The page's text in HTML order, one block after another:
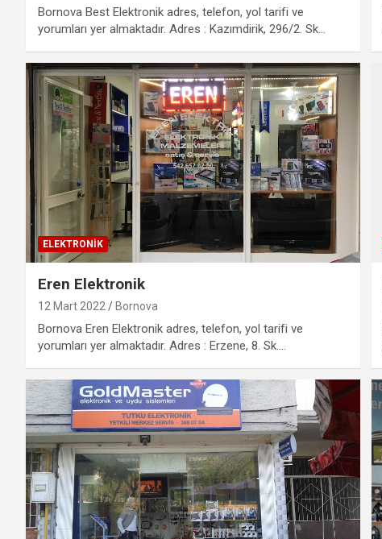
Bornova Best Elektronik adres, telefon, yol tarifi ve
yorumları yer almaktadır. Adres : Kazımdirik, 296/2. Sk…
ELEKTRONIK
Eren Elektronik
12 Mart 2022 Bornova
Bornova Eren Elektronik adres, telefon, yol tarifi ve
yorumları yer almaktadır. Adres : Erzene, 8. Sk.…